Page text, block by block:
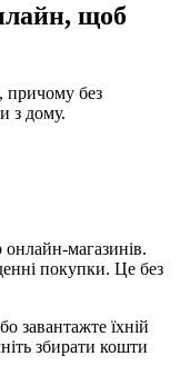
щоб
причому без
з дому.
магазинів.
покупки. Це без
завантажте їхній
збирати кошти